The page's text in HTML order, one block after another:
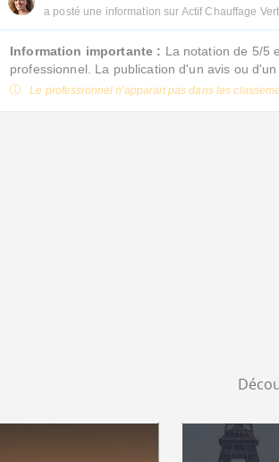
a posté une information sur Actif Chauffage
Information importante : La notation de 5/5
professionnel. La publication d'un avis ou
Le professionnel n'apparait pas dans les